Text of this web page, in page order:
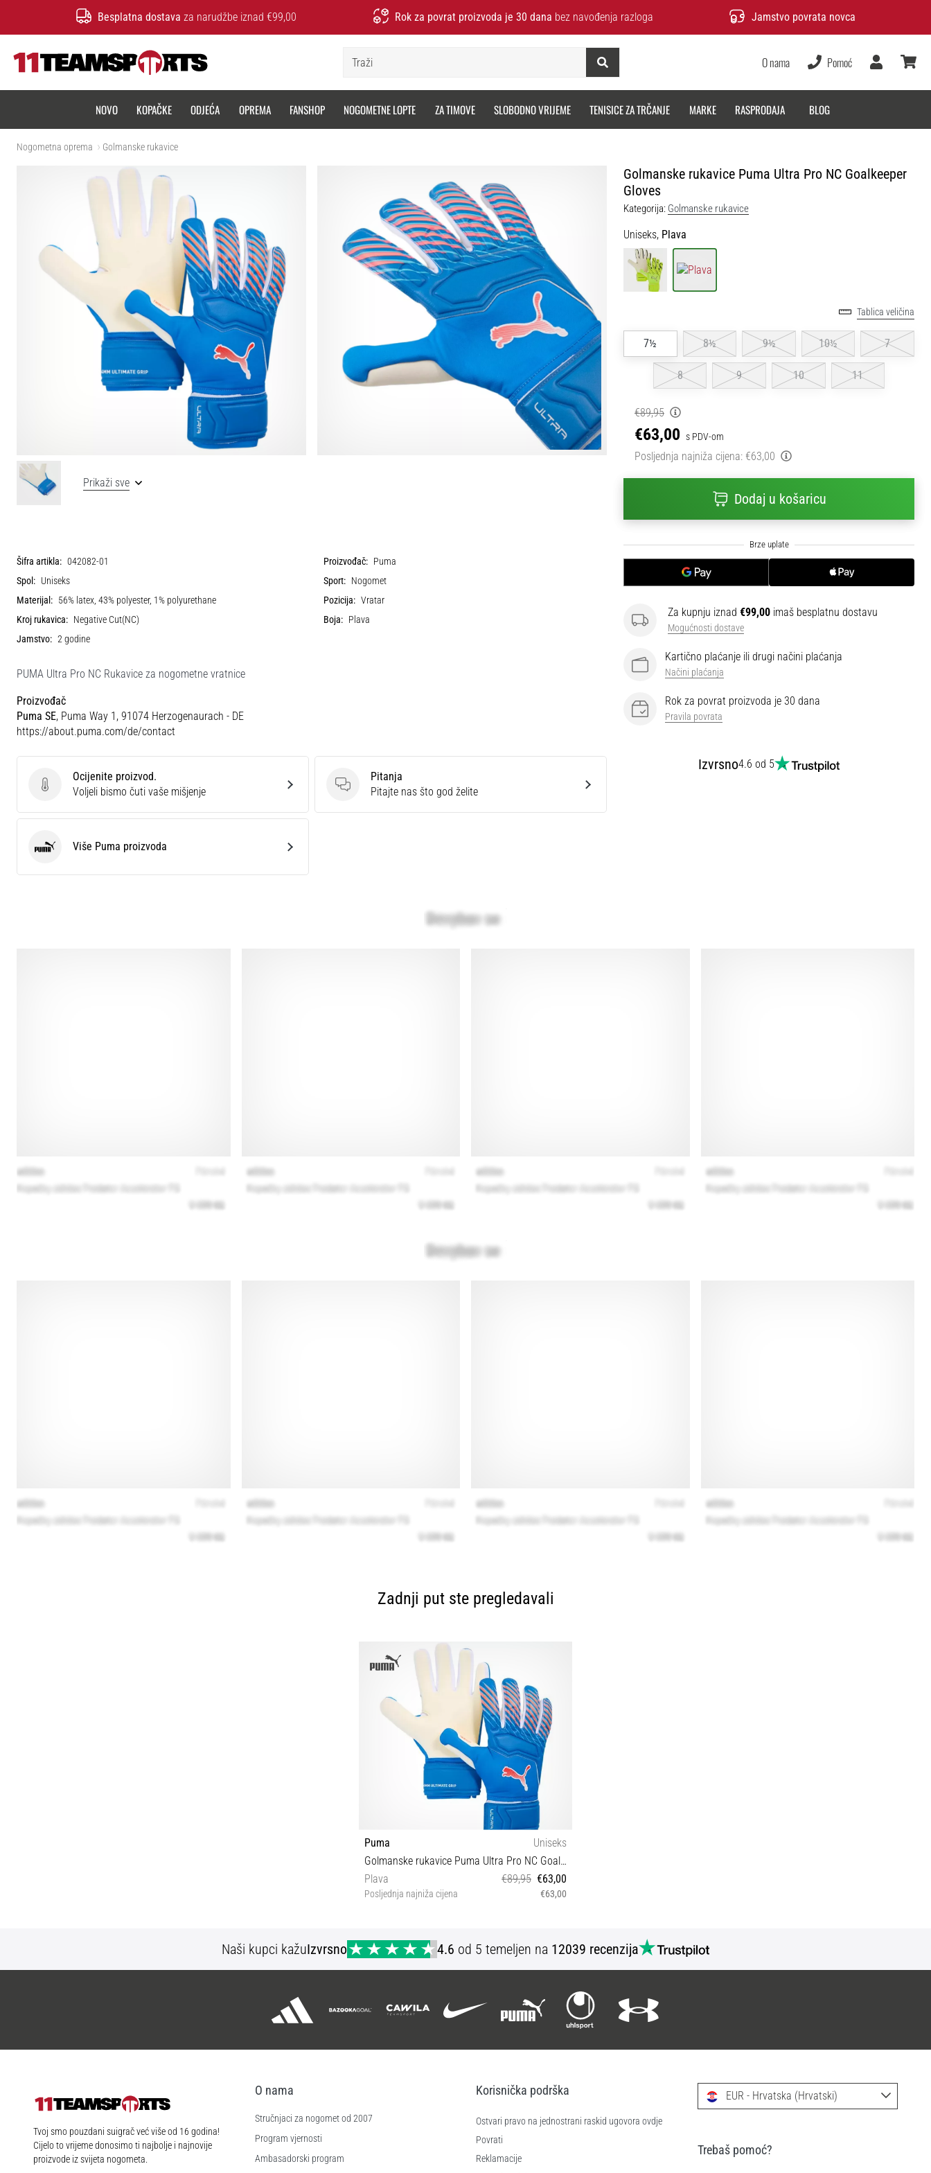
Besplatna dostava za narudžbe iznad €99,00 Rok za povrat proizvoda je 30 dana bez navođenja razloga Jamstvo povrata novca
O nama Pomoć
Korisnik
NOVO KOPAČKE ODJEĆA OPREMA FANSHOP NOGOMETNE LOPTE ZA TIMOVE SLOBODNO VRIJEME TENISICE ZA TRČANJE MARKE RASPRODAJA BLOG
Nogometna oprema Golmanske rukavice
Golmanske rukavice Puma Ultra Pro NC Goalkeeper
Gloves
Kategorija: Golmanske rukavice
Uniseks, Plava
Tablica veličina
7½ 8½ 9½ 10½ 7
8 9 10 11
€89,95
€63,00 s PDV-om
Posljednja najniža cijena: €63,00
Dodaj u košaricu
Za kupnju iznad €99,00 imaš besplatnu dostavu
Mogućnosti dostave
Kartično plaćanje ili drugi načini plaćanja
Načini plaćanja
Rok za povrat proizvoda je 30 dana
Pravila povrata
Izvrsno4.6 od 5
Prikaži sve
Šifra artikla: 042082-01 Proizvođač: Puma
Spol: Uniseks Sport: Nogomet
Materijal: 56% latex, 43% polyester, 1% polyurethane Pozicija: Vratar
Kroj rukavica: Negative Cut(NC) Boja: Plava
Jamstvo: 2 godine
PUMA Ultra Pro NC Rukavice za nogometne vratnice
Proizvođač
Puma SE, Puma Way 1, 91074 Herzogenaurach - DE
https://about.puma.com/de/contact
Ocijenite proizvod.
Ocijenite proizvod.
Voljeli bismo čuti vaše mišjenje
Pitanja
Pitanja
Pitajte nas što god želite
Puma Više Puma proizvoda
Zadnji put ste pregledavali
Puma
Uniseks
Golmanske rukavice Puma Ultra Pro NC Goalkeeper Gloves
Plava
€89,95 €63,00
Posljednja najniža cijena €63,00
Naši kupci kažuIzvrsno 4.6 od 5 temeljen na 12039 recenzija
11teamsports.hr
Tvoj smo pouzdani suigrač već više od 16 godina!
Cijelo to vrijeme donosimo ti najbolje i najnovije
proizvode iz svijeta nogometa.
O nama
Stručnjaci za nogomet od 2007
Program vjernosti
Ambasadorski program
Korisnička podrška
Ostvari pravo na jednostrani raskid ugovora ovdje
Povrati
Reklamacije
EUR - Hrvatska (Hrvatski)
Trebaš pomoć?